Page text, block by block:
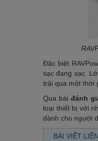
Đặc biệt
sạc đang sạc.
trải qua một thời
Qua bàiđánh
loại thiết bị với
dành cho người
BÀI VIẾT